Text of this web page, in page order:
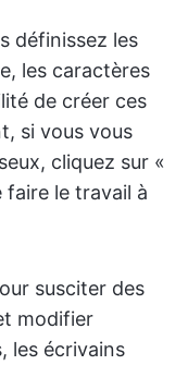
définissez les
les caractères
de créer ces
si vous vous
cliquez sur «
faire le travail à
susciter des
modifier
les écrivains